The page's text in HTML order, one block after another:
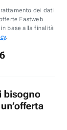
dei dati
Fastweb
base alla finalità
.
bisogno